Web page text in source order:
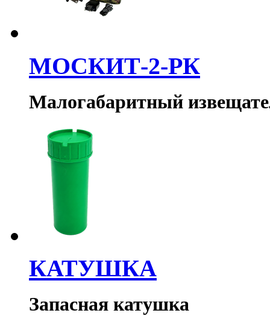
МОСКИТ-2-РК
Малогабаритный
КАТУШКА
Запасная катушка